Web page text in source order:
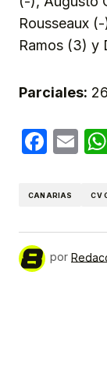
Rousseaux
Ramos (3) y
Parciales:
CANARIAS CV
por